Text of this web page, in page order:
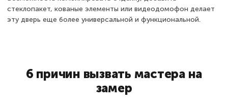
стеклопакет, кованые элементы или видеодомофон делает
эту дверь еще более универсальной и функциональной.
6 причин вызвать мастера на
замер